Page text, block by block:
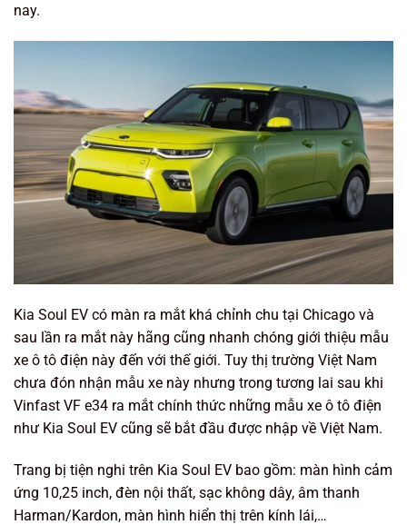
nay.
Kia Soul EV có màn ra mắt khá chỉnh chu tại Chicago và
sau lần ra mắt này hãng cũng nhanh chóng giới thiệu mẫu
xe ô tô điện này đến với thế giới. Tuy thị trường Việt Nam
chưa đón nhận mẫu xe này nhưng trong tương lai sau khi
Vinfast VF e34 ra mắt chính thức những mẫu xe ô tô điện
như Kia Soul EV cũng sẽ bắt đầu được nhập về Việt Nam.
Trang bị tiện nghi trên Kia Soul EV bao gồm: màn hình cảm
ứng 10,25 inch, đèn nội thất, sạc không dây, âm thanh
Harman/Kardon, màn hình hiển thị trên kính lái,…